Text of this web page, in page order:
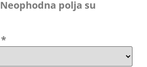
Neophodna polja su
*